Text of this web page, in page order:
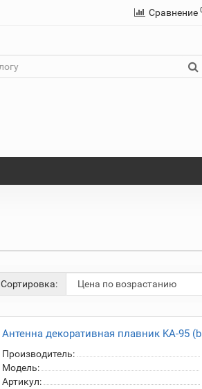
Сравнение
Сортировка:
Антенна декоративная плавник KA-95
Производитель:
Модель:
Артикул: